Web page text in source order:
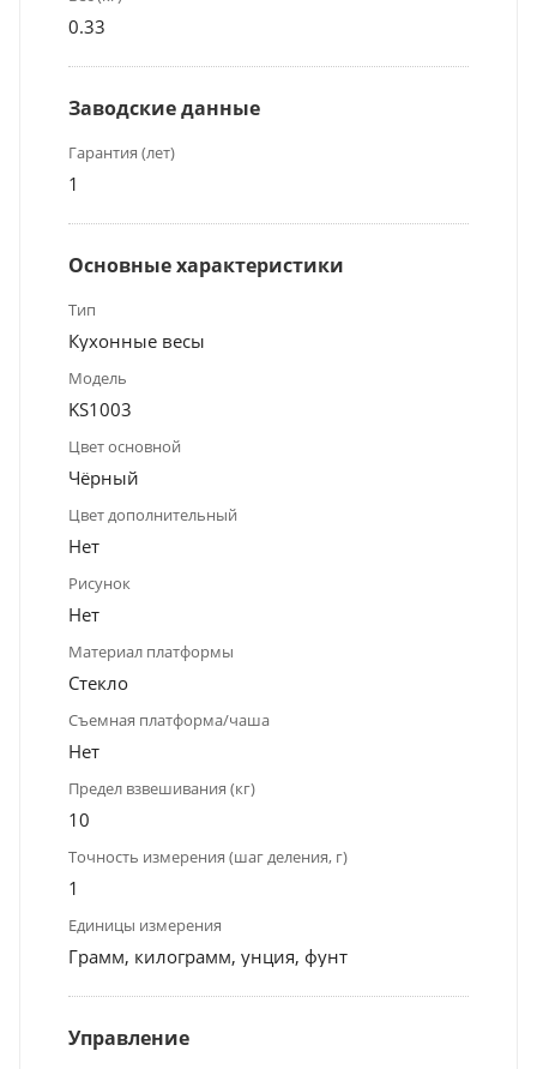
0.33
Заводские данные
Гарантия (лет)
1
Основные характеристики
Тип
Кухонные весы
Модель
KS1003
Цвет основной
Чёрный
Цвет дополнительный
Нет
Рисунок
Нет
Материал платформы
Стекло
Съемная платформа/чаша
Нет
Предел взвешивания (кг)
10
Точность измерения (шаг деления, г)
1
Единицы измерения
Грамм, килограмм, унция, фунт
Управление